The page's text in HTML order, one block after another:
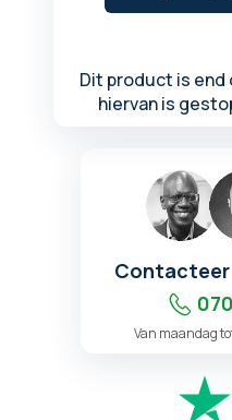
Dit product is
hiervan is
Van maandag